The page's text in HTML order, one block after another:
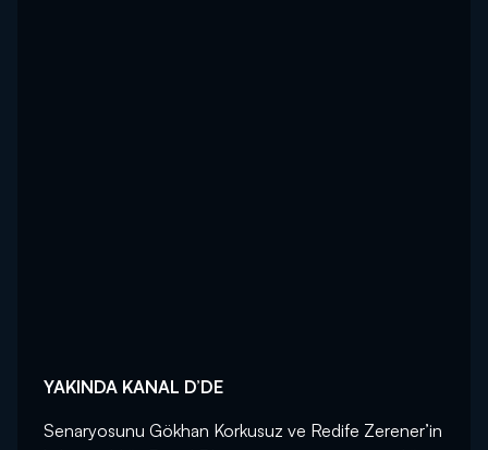
YAKINDA KANAL D’DE
Senaryosunu Gökhan Korkusuz ve Redife Zerener’in